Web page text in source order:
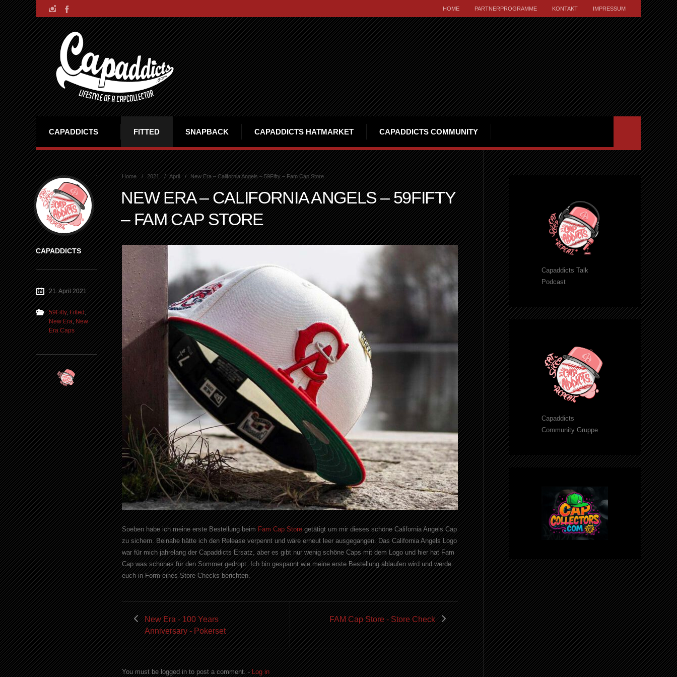
HOME PARTNERPROGRAMME KONTAKT IMPRESSUM
CAPADDICTS FITTED SNAPBACK CAPADDICTS HATMARKET CAPADDICTS COMMUNITY
Home 2021 April New Era – California Angels – 59Fifty – Fam Cap Store
NEW ERA – CALIFORNIA ANGELS – 59FIFTY
– FAM CAP STORE
Soeben habe ich meine erste Bestellung beimFam Cap Storegetätigt um mir dieses schöne California Angels Cap
zu sichern. Beinahe hätte ich den Release verpennt und wäre erneut leer ausgegangen. Das California Angels Logo
war für mich jahrelang der Capaddicts Ersatz, aber es gibt nur wenig schöne Caps mit dem Logo und hier hat Fam
Cap was schönes für den Sommer gedropt. Ich bin gespannt wie meine erste Bestellung ablaufen wird und werde
euch in Form eines Store-Checks berichten.
New Era - 100 Years
Anniversary - Pokerset
FAM Cap Store - Store Check
You must be logged in to post a comment. -Log in
CAPADDICTS
21. April 2021
59Fifty,Fitted,
New Era,New
Era Caps
Capaddicts Talk
Podcast
Capaddicts
Community Gruppe